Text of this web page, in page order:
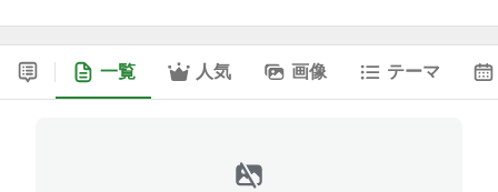
一覧 人気 画像 テーマ